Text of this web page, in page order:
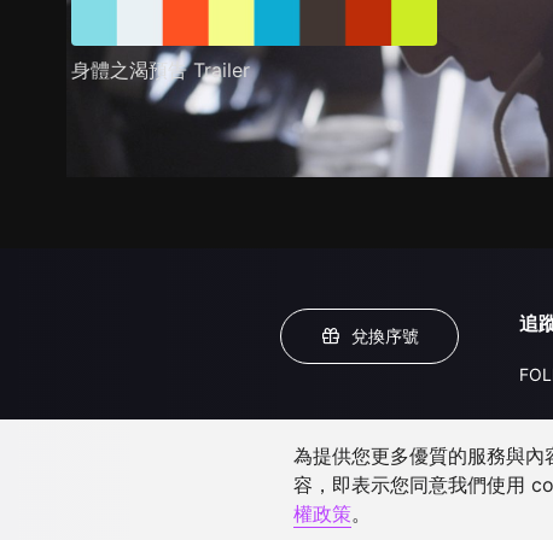
身體之渴預告 Trailer
兌換序號
追
為提供您更多優質的服務與
容，即表示您同意我們使用
權政策。